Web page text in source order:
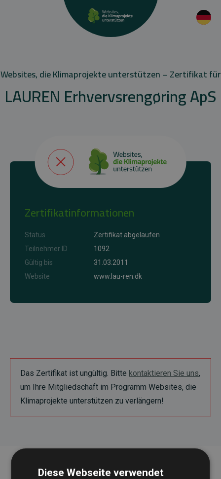
Websites, die Klimaprojekte unterstützen – Zertifikat für
LAUREN Erhvervsrengøring ApS
Zertifikatinformationen
Status
Zertifikat abgelaufen
Teilnehmer ID
1092
Gültig bis
31.03.2011
Website
www.lau-ren.dk
Das Zertifikat ist ungültig. Bitte kontaktieren Sie uns,
um Ihre Mitgliedschaft im Programm Websites, die
Klimaprojekte unterstützen zu verlängern!
Diese Webseite verwendet